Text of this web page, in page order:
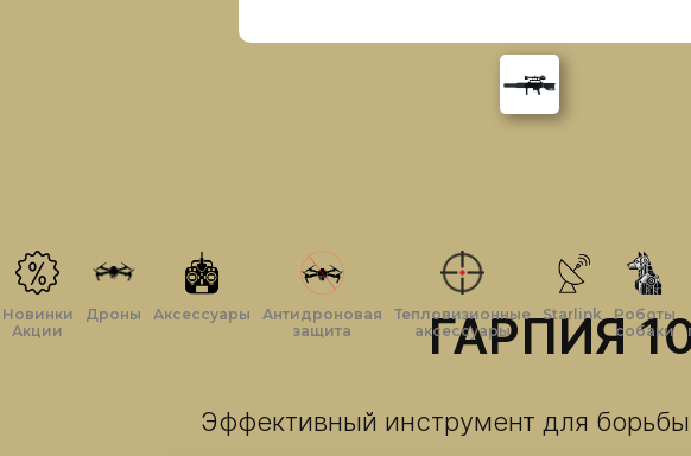
Новинки
Акции
Дроны Аксессуары
Антидроновая
защита
Тепловизионные
аксессуары
Starlink
Роботы
собаки
ГАРПИЯ
Эффективный инструмент для